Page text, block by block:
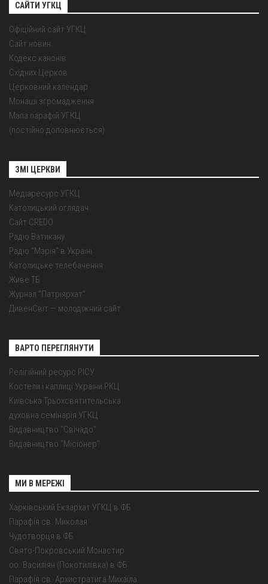
САЙТИ УГКЦ
Офіційний сайт УГКЦ
Сайт новин
Кодекс канонів
Східних Церков
Церковний календар
Монаші згромадження
Мапа парафій УГКЦ
(постійно доповнюється)
ЗМІ ЦЕРКВИ
Медіаресурс УГКЦ
Католицький оглядач
Сайт CREDO
Радіо Ватикану
Радіо "Марія" в Україні
Католицьке телебачення
Живе ТБ
Журнал "Патріярхат"
ДивенСвіт — молодіжний сайт
ВАРТО ПЕРЕГЛЯНУТИ
Релігійний ресурс РІСУ
Костели і каплиці України РКЦ
Київська Трьохсвятительська
духовна семінарія УГКЦ
Видавництво "Свічадо"
Видавництво "Місіонер"
МИ В МЕРЕЖІ
Харківський Екзархат УГКЦ в ФБ
Парафія св. Миколая
Чудотворця в ФБ
Свято-Покровський Монастир
оо. Василіян (Покотилівка) в ФБ
Парафія св. Архистратига Михаїла